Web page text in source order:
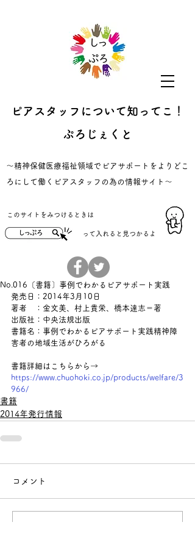
ピアスタッフについて知ってこ！
ぷろじぇくと
​～精神保健医療福祉領域でピアサポートをよりどこ
ろにして働くピアスタッフの為の情報サイト～
​このサイトをみつけるときは
​って入れると見つかるよ
No.016〔書籍〕事例でわかるピアサポート実践
発売日：2014年3月10日
著者　： 金文美、村上貴栄、橋本達志＝著
出版社：中央法規出版
書籍名：事例でわかるピアサポート実践精神障
害者の地域生活がひろがる
書籍詳細はこちらから→
https://www.chuohoki.co.jp/products/welfare/3
966/
書籍
2014年発行情報
コメント